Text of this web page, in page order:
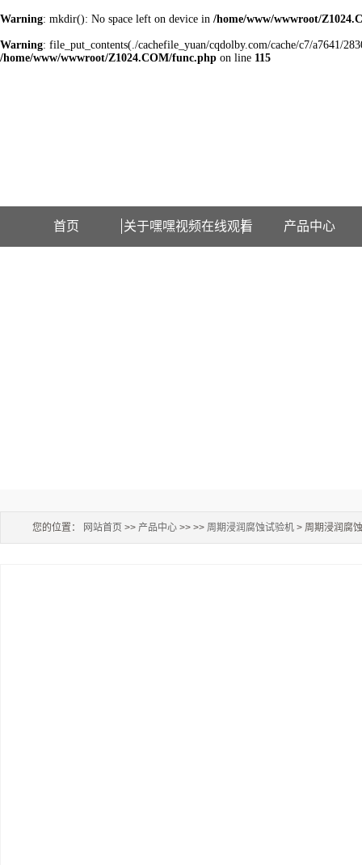
Warning: mkdir(): No space left on device in /home/www/wwwroot/
Warning: file_put_contents(./cachefile_yuan/cqdolby.com/cache/c7/a7641/
/home/www/wwwroot/Z1024.COM/func.php on line 115
首页 关于嘿嘿视频在线观看 产品中心
您的位置： 网站首页 >> 产品中心 >> >> 周期浸润腐蚀试验机 > 周期浸润腐